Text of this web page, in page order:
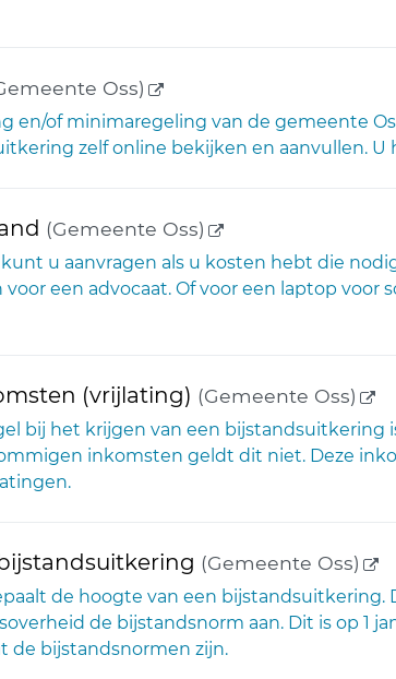
Oss) (externe link)
en/of minimaregeling van de gemeente
zelf online bekijken en aanvullen.
(Gemeente Oss) (externe link)
u aanvragen als u kosten hebt die
een advocaat. Of voor een laptop voor
(vrijlating) (Gemeente Oss)
bij het krijgen van een bijstandsuitkering
inkomsten geldt dit niet. Deze
(Gemeente Oss)
de hoogte van een bijstandsuitkering.
de bijstandsnorm aan. Dit is op 1
de bijstandsnormen zijn.